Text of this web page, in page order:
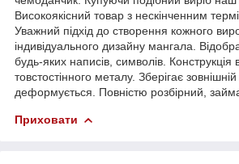
Високоякісний товар з нескінченним
Уважний підхід до створення кожного
індивідуального дизайну мангала.
будь-яких написів, символів. Конструкція
товстостінного металу. Зберігає
деформується. Повністю розбірний,
Приховати